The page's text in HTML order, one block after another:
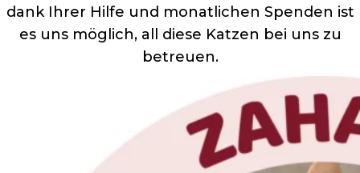
dank Ihrer Hilfe und monatlichen Spenden ist
es uns möglich, all diese Katzen bei uns zu
betreuen.